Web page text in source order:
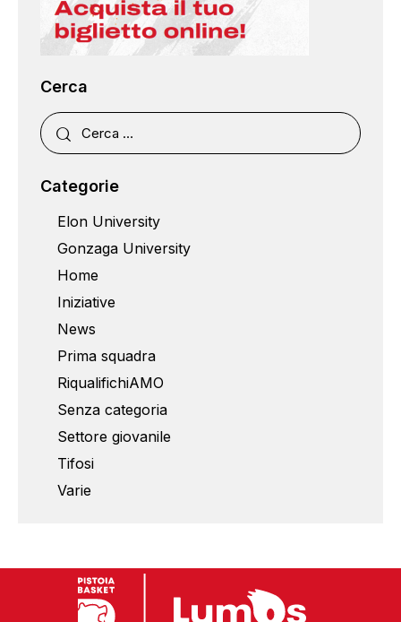
Cerca
Categorie
Elon University
Gonzaga University
Home
Iniziative
News
Prima squadra
RiqualifichiAMO
Senza categoria
Settore giovanile
Tifosi
Varie